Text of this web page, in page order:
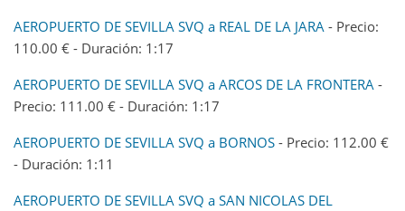
AEROPUERTO DE SEVILLA SVQ a REAL DE LA JARA - Precio:
110.00 € - Duración: 1:17
AEROPUERTO DE SEVILLA SVQ a ARCOS DE LA FRONTERA -
Precio: 111.00 € - Duración: 1:17
AEROPUERTO DE SEVILLA SVQ a BORNOS - Precio: 112.00 €
- Duración: 1:11
AEROPUERTO DE SEVILLA SVQ a SAN NICOLAS DEL